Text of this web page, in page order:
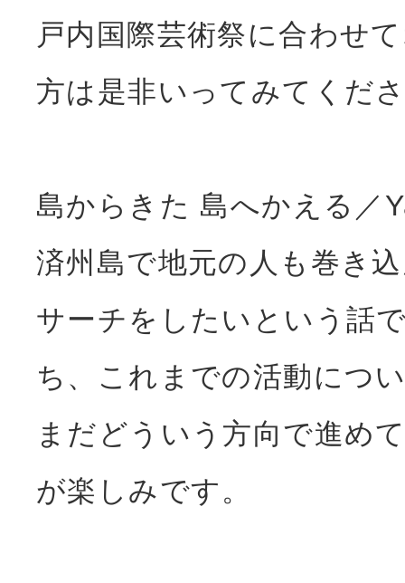
戸内国際芸術祭に合わせ
方は是非いってみてくだ
島からきた 島へかえる／
済州島で地元の人も巻き
サーチをしたいという話
ち、これまでの活動につ
まだどういう方向で進め
が楽しみです。